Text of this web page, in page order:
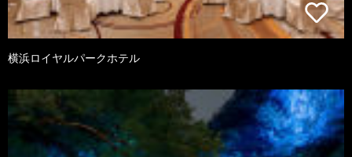
横浜ロイヤルパークホテル